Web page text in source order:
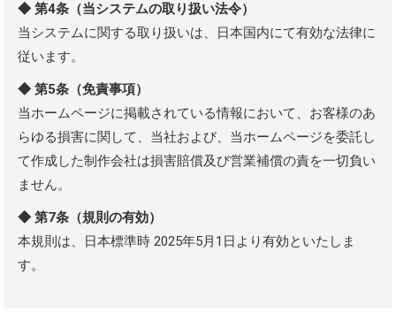
◆ 第4条（当システムの取り扱い法令）
当システムに関する取り扱いは、日本国内にて有効な法律に
従います。
◆ 第5条（免責事項）
当ホームページに掲載されている情報において、お客様のあ
らゆる損害に関して、当社および、当ホームページを委託し
て作成した制作会社は損害賠償及び営業補償の責を一切負い
ません。
◆ 第7条（規則の有効）
本規則は、日本標準時 2025年5月1日より有効といたしま
す。